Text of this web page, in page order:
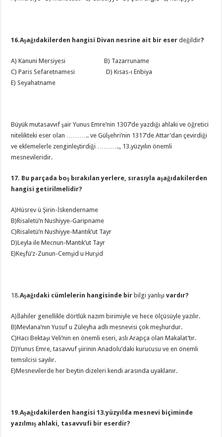
16.Aşağıdakilerden hangisi Divan nesrine ait bir eserdeğildir?
A) Kanuni Mersiyesi B) Tazarruname
C) Paris Sefaretnamesi D) Kısas-ı Enbiya
E) Seyahatname
Büyük mutasavvıf şair Yunus Emre’nin 1307’de yazdığı ahlaki ve öğretici
nitelikteki eser olan ……….. ve Gülşehri’nin 1317’de Attar’dan çevirdiği
ve eklemelerle zenginleştirdiği ……….., 13.yüzyılın önemli
mesnevileridir.
17. Bu parçada boş bırakılan yerlere, sırasıyla aşağıdakilerden
hangisi getirilmelidir?
A)Hüsrev ü Şirin-İskendername
B)Risaletü’n Nushiyye-Garipname
C)Risaletü’n Nushiyye-Mantık’ut Tayr
D)Leyla ile Mecnun-Mantık’ut Tayr
E)Keşfü’z-Zunun-Cemşid u Hurşid
18.Aşağıdaki cümlelerin hangisinde bir bilgi yanlışı vardır?
A)İlahiler genellikle dörtlük nazım birimiyle ve hece ölçüsüyle yazılır.
B)Mevlana’nın Yusuf u Züleyha adlı mesnevisi çok meşhurdur.
C)Hacı Bektaşı Veli’nin en önemli eseri, aslı Arapça olan Makalat’tır.
D)Yunus Emre, tasavvuf şiirinin Anadolu’daki kurucusu ve en önemli
temsilcisi sayılır.
E)Mesnevilerde her beytin dizeleri kendi arasında uyaklanır.
19.Aşağıdakilerden hangisi 13.yüzyılda mesnevi biçiminde
yazılmış ahlaki, tasavvufi bir eserdir?